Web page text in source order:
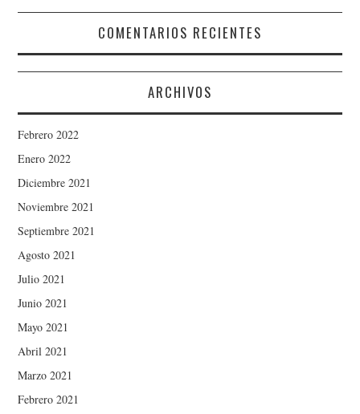
COMENTARIOS RECIENTES
ARCHIVOS
Febrero 2022
Enero 2022
Diciembre 2021
Noviembre 2021
Septiembre 2021
Agosto 2021
Julio 2021
Junio 2021
Mayo 2021
Abril 2021
Marzo 2021
Febrero 2021